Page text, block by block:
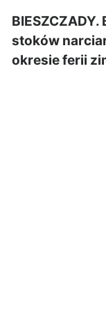
stoków
okresie ferii